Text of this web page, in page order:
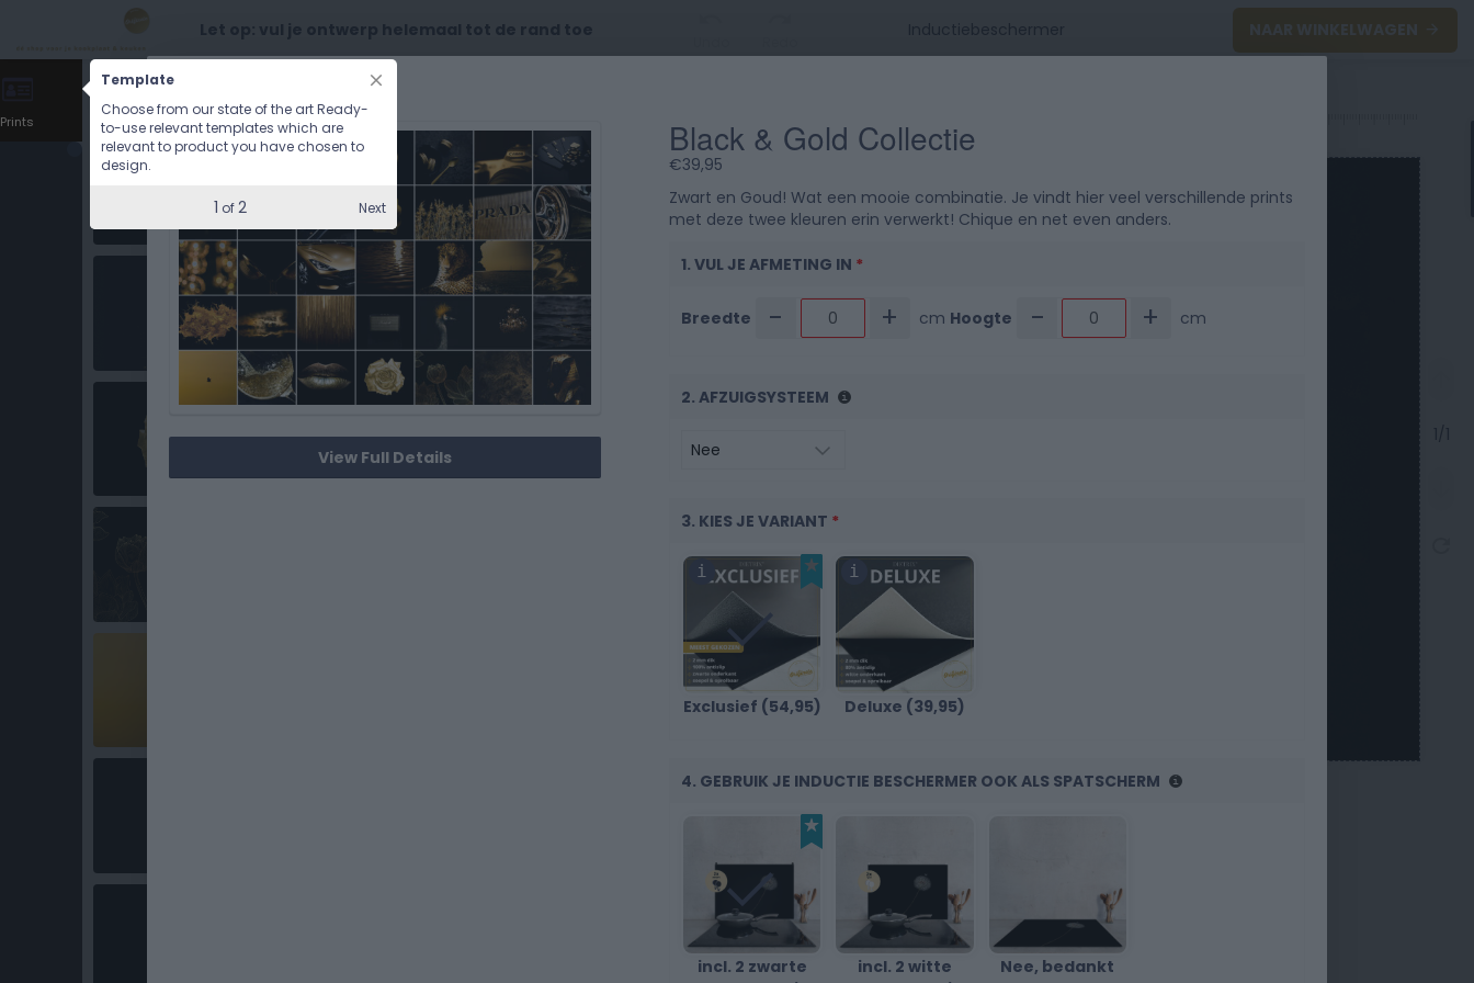
NAAR WINKELWAGEN
Prints
10 20 30
0 cm
10
CHOOSE OPTIONS
View Full Details
Black & Gold Collectie
€39,95
Zwart en Goud! Wat een mooie combinatie. Je vindt hier veel verschillende prints
met deze twee kleuren erin verwerkt! Chique en net even anders.
1. VUL JE AFMETING IN *
Breedte - + cm Hoogte - + cm
2. AFZUIGSYSTEEM
3. KIES JE VARIANT *
Exclusief (54,95) Deluxe (39,95)
4. GEBRUIK JE INDUCTIE BESCHERMER OOK ALS SPATSCHERM
incl. 2 zwarte
incl. 2 witte
Nee, bedankt
Template
Choose from our state of the art Ready-
to-use relevant templates which are
relevant to product you have chosen to
design.
1 of2 Next